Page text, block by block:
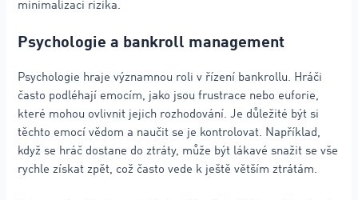
minimalizaci rizika.
Psychologie a bankroll management
Psychologie hraje významnou roli v řízení bankrollu. Hráči
často podléhají emocím, jako jsou frustrace nebo euforie,
které mohou ovlivnit jejich rozhodování. Je důležité být si
těchto emocí vědom a naučit se je kontrolovat. Například,
když se hráč dostane do ztráty, může být lákavé snažit se vše
rychle získat zpět, což často vede k ještě větším ztrátám.